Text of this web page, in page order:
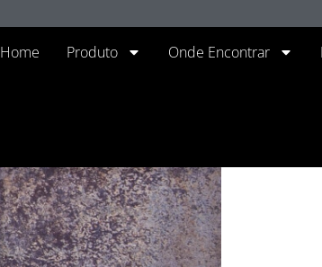
Home Produto Onde Encontrar